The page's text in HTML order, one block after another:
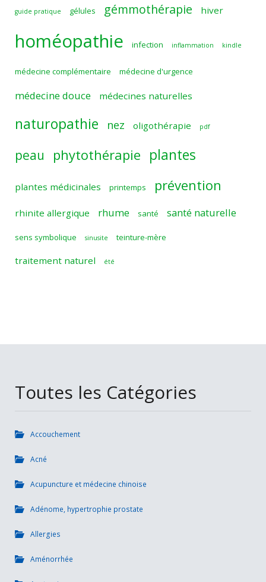
guide pratique gélules gémmothérapie hiver
homéopathie infection inflammation kindle
médecine complémentaire médecine d'urgence
médecine douce médecines naturelles
naturopathie nez oligothérapie pdf
peau phytothérapie plantes
plantes médicinales printemps prévention
rhinite allergique rhume santé santé naturelle
sens symbolique sinusite teinture-mère
traitement naturel été
Toutes les Catégories
Accouchement
Acné
Acupuncture et médecine chinoise
Adénome, hypertrophie prostate
Allergies
Aménorrhée